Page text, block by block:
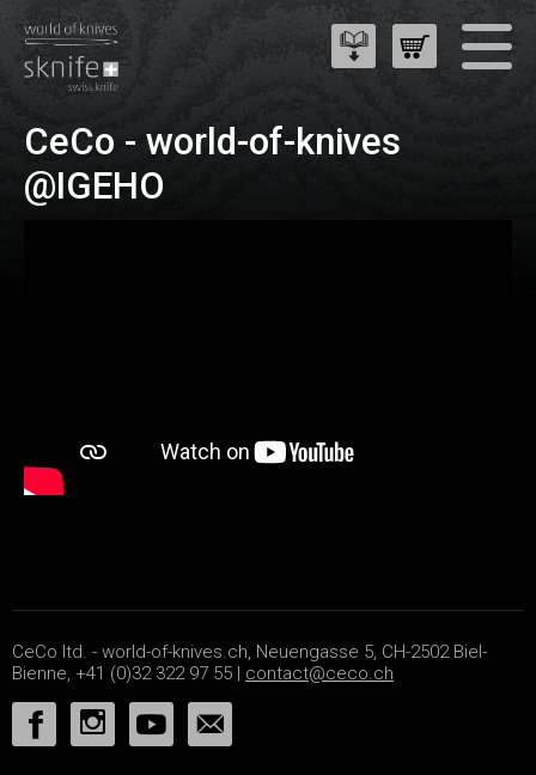
CeCo - world-of-knives
@IGEHO
CeCo ltd. - world-of-knives.ch, Neuengasse 5, CH-2502 Biel-
Bienne, +41 (0)32 322 97 55 | contact@ceco.ch